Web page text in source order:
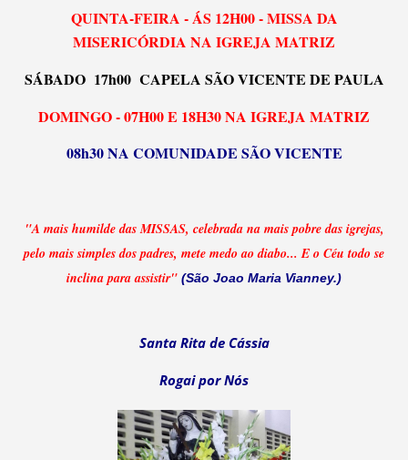
QUINTA-FEIRA - ÁS 12H00 - MISSA DA
MISERICÓRDIA NA IGREJA MATRIZ
SÁBADO 17h00 CAPELA SÃO VICENTE DE PAULA
DOMINGO - 07H00 E 18H30 NA IGREJA MATRIZ
08h30 NA COMUNIDADE SÃO VICENTE
"A mais humilde das MISSAS, celebrada na mais pobre das igrejas,
pelo mais simples dos padres, mete medo ao diabo... E o Céu todo se
inclina para assistir" (São Joao Maria Vianney.)
Santa Rita de Cássia
Rogai por Nós